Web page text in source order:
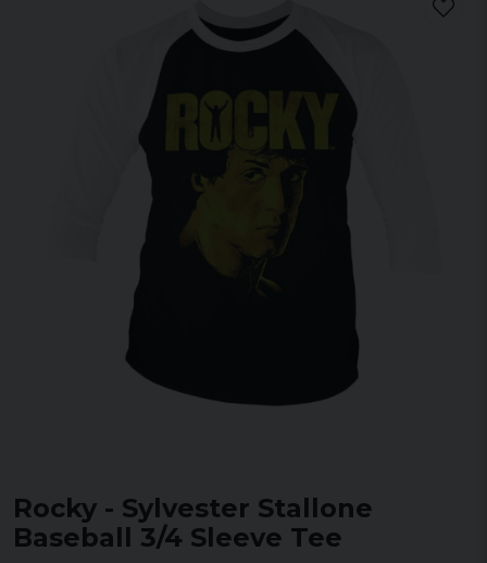
Rocky - Sylvester Stallone
Baseball 3/4 Sleeve Tee